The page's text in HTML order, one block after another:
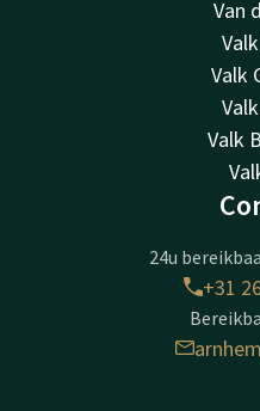
Van
Valk
Valk
24u
+31